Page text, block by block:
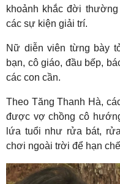
khoảnh khắc đời
các sự kiện giải trí.
Nữ diễn viên từng bày
bạn, cô giáo, đầu bếp,
các con cần.
Theo Tăng Thanh Hà,
được vợ chồng cô
lứa tuổi như rửa bát,
chơi ngoài trời để hạn